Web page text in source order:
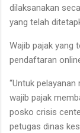
dilaksanakan
yang telah
Wajib pajak yang
pendaftaran
“Untuk
wajib pajak
posko crisis
petugas dinas